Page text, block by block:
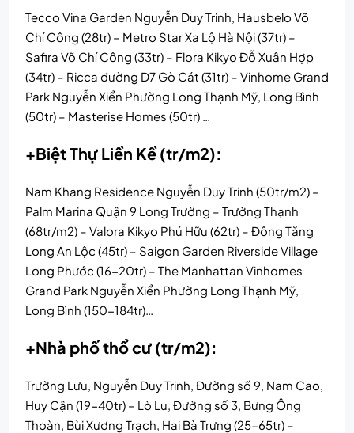
Tecco Vina Garden Nguyễn Duy Trinh, Hausbelo Võ
Chí Công (28tr) – Metro Star Xa Lộ Hà Nội (37tr) –
Safira Võ Chí Công (33tr) – Flora Kikyo Đỗ Xuân Hợp
(34tr) – Ricca đường D7 Gò Cát (31tr) – Vinhome Grand
Park Nguyễn Xiển Phường Long Thạnh Mỹ, Long Bình
(50tr) – Masterise Homes (50tr) …
+Biệt Thự Liền Kề (tr/m2):
Nam Khang Residence Nguyễn Duy Trinh (50tr/m2) –
Palm Marina Quận 9 Long Trường – Trường Thạnh
(68tr/m2) – Valora Kikyo Phú Hữu (62tr) – Đông Tăng
Long An Lộc (45tr) – Saigon Garden Riverside Village
Long Phước (16-20tr) – The Manhattan Vinhomes
Grand Park Nguyễn Xiển Phường Long Thạnh Mỹ,
Long Bình (150-184tr)…
+Nhà phố thổ cư (tr/m2):
Trường Lưu, Nguyễn Duy Trinh, Đường số 9, Nam Cao,
Huy Cận (19-40tr) – Lò Lu, Đường số 3, Bưng Ông
Thoàn, Bùi Xương Trạch, Hai Bà Trưng (25-65tr) –